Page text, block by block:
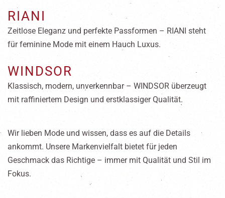
RIANI
Zeitlose Eleganz und perfekte Passformen – RIANI steht
für feminine Mode mit einem Hauch Luxus.
WINDSOR
Klassisch, modern, unverkennbar – WINDSOR überzeugt
mit raffiniertem Design und erstklassiger Qualität.
Wir lieben Mode und wissen, dass es auf die Details
ankommt. Unsere Markenvielfalt bietet für jeden
Geschmack das Richtige – immer mit Qualität und Stil im
Fokus.